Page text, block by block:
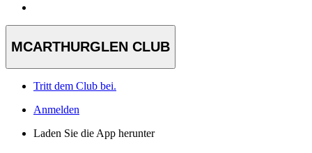
MCARTHURGLEN CLUB
Tritt dem Club bei.
Anmelden
Laden Sie die App herunter